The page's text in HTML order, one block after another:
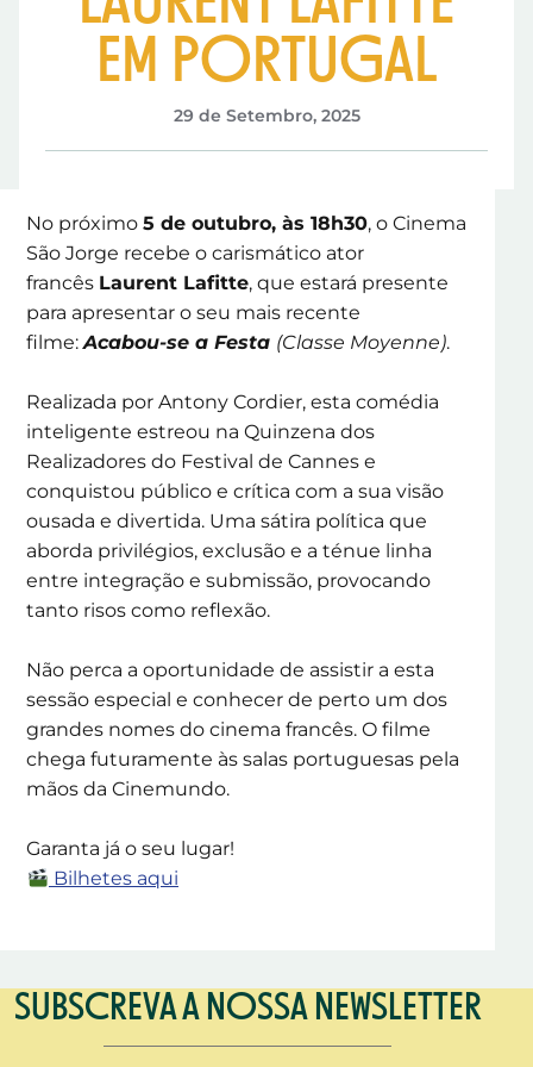
EM PORTUGAL
29 de Setembro, 2025
No próximo5 de outubro, às 18h30, o Cinema
São Jorge recebe o carismático ator
francês Laurent Lafitte, que estará presente
para apresentar o seu mais recente
filme:Acabou-se a Festa (Classe Moyenne).
Realizada por Antony Cordier, esta comédia
inteligente estreou na Quinzena dos
Realizadores do Festival de Cannes e
conquistou público e crítica com a sua visão
ousada e divertida. Uma sátira política que
aborda privilégios, exclusão e a ténue linha
entre integração e submissão, provocando
tanto risos como reflexão.
Não perca a oportunidade de assistir a esta
sessão especial e conhecer de perto um dos
grandes nomes do cinema francês. O filme
chega futuramente às salas portuguesas pela
mãos da Cinemundo.
Garanta já o seu lugar!
Bilhetes aqui
SUBSCREVA A NOSSA NEWSLETTER